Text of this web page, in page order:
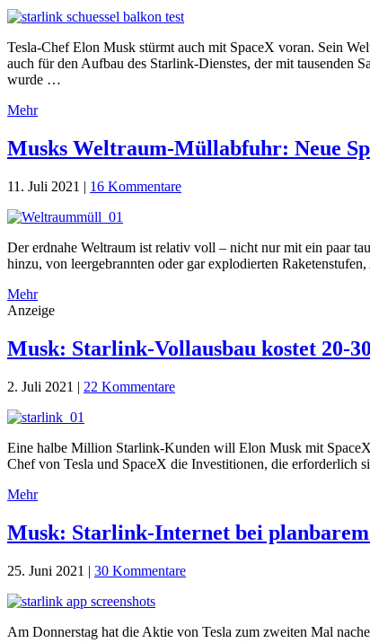
Tesla-Chef Elon Musk stürmt auch mit SpaceX voran. Sein
auch für den Aufbau des Starlink-Dienstes, der mit tausenden
wurde …
Mehr
Musks Weltraum-Müllabfuhr: Neue
11. Juli 2021 | 16 Kommentare
Der erdnahe Weltraum ist relativ voll – nicht nur mit ein paar
hinzu, von leergebrannten oder gar explodierten
Mehr
Anzeige
Musk: Starlink-Vollausbau kostet 20-
2. Juli 2021 | 22 Kommentare
Eine halbe Million Starlink-Kunden will Elon Musk mit
Chef von Tesla und SpaceX die Investitionen, die erforderlich
Mehr
Musk: Starlink-Internet bei
25. Juni 2021 | 30 Kommentare
Am Donnerstag hat die Aktie von Tesla zum zweiten Mal